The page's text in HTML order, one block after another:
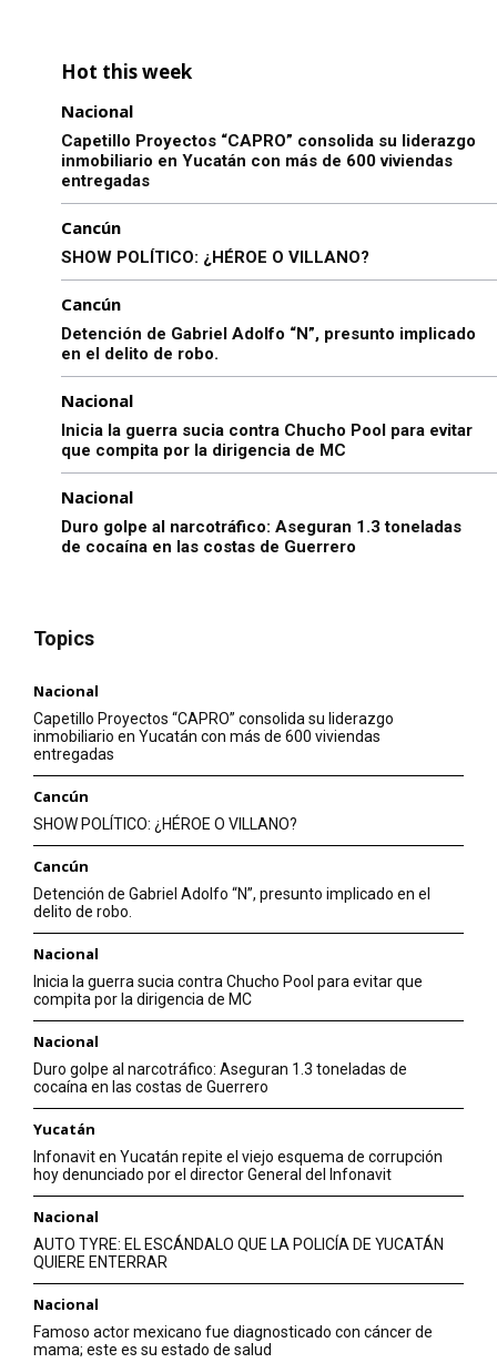
Hot this week
Nacional
Capetillo Proyectos “CAPRO” consolida su liderazgo
inmobiliario en Yucatán con más de 600 viviendas
entregadas
Cancún
SHOW POLÍTICO: ¿HÉROE O VILLANO?
Cancún
Detención de Gabriel Adolfo “N”, presunto implicado
en el delito de robo.
Nacional
Inicia la guerra sucia contra Chucho Pool para evitar
que compita por la dirigencia de MC
Nacional
Duro golpe al narcotráfico: Aseguran 1.3 toneladas
de cocaína en las costas de Guerrero
Topics
Nacional
Capetillo Proyectos “CAPRO” consolida su liderazgo
inmobiliario en Yucatán con más de 600 viviendas
entregadas
Cancún
SHOW POLÍTICO: ¿HÉROE O VILLANO?
Cancún
Detención de Gabriel Adolfo “N”, presunto implicado en el
delito de robo.
Nacional
Inicia la guerra sucia contra Chucho Pool para evitar que
compita por la dirigencia de MC
Nacional
Duro golpe al narcotráfico: Aseguran 1.3 toneladas de
cocaína en las costas de Guerrero
Yucatán
Infonavit en Yucatán repite el viejo esquema de corrupción
hoy denunciado por el director General del Infonavit
Nacional
AUTO TYRE: EL ESCÁNDALO QUE LA POLICÍA DE YUCATÁN
QUIERE ENTERRAR
Nacional
Famoso actor mexicano fue diagnosticado con cáncer de
mama; este es su estado de salud